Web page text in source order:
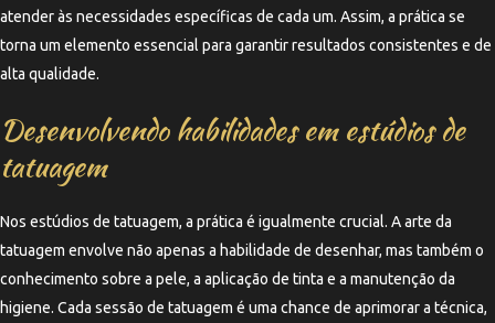
atender às necessidades específicas de cada um. Assim, a prática se
torna um elemento essencial para garantir resultados consistentes e de
alta qualidade.
Desenvolvendo habilidades em estúdios de
tatuagem
Nos estúdios de tatuagem, a prática é igualmente crucial. A arte da
tatuagem envolve não apenas a habilidade de desenhar, mas também o
conhecimento sobre a pele, a aplicação de tinta e a manutenção da
higiene. Cada sessão de tatuagem é uma chance de aprimorar a técnica,